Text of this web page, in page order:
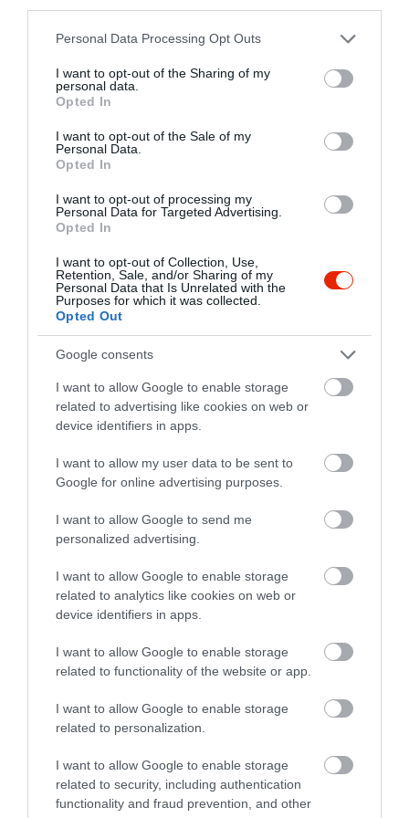
Please note that this website/app uses one or more Google
not limited to your visit or usage behaviour. You may click to
grant or deny consent to Google and its third-party tags to
use your data for below specified purposes in below Google
consent section.
Personal Data Processing Opt Outs
I want to opt-out of the Sharing of my
personal data.
Opted In
I want to opt-out of the Sale of my
Personal Data.
Opted In
I want to opt-out of processing my
Personal Data for Targeted Advertising.
Opted In
I want to opt-out of Collection, Use,
Retention, Sale, and/or Sharing of my
Personal Data that Is Unrelated with the
Purposes for which it was collected.
Opted Out
Google consents
I want to allow Google to enable storage
related to advertising like cookies on web or
device identifiers in apps.
I want to allow my user data to be sent to
Google for online advertising purposes.
I want to allow Google to send me
personalized advertising.
I want to allow Google to enable storage
related to analytics like cookies on web or
device identifiers in apps.
I want to allow Google to enable storage
related to functionality of the website or app.
I want to allow Google to enable storage
related to personalization.
I want to allow Google to enable storage
related to security, including authentication
functionality and fraud prevention, and other
Krak'n Town
$
Étterem
Kézműves Sör
4.3
Gastropub
Szórakozóhely
Kézműves Sör
Kocsma
Kézműves Sör
IF Cafe 3.3
$
Kézműves Sör
Gellért Söröző & Brasserie
$$
Étterem
Kézműves Sör
Kocsma
Kézműves Sör
Práter Pub 4.3
$$